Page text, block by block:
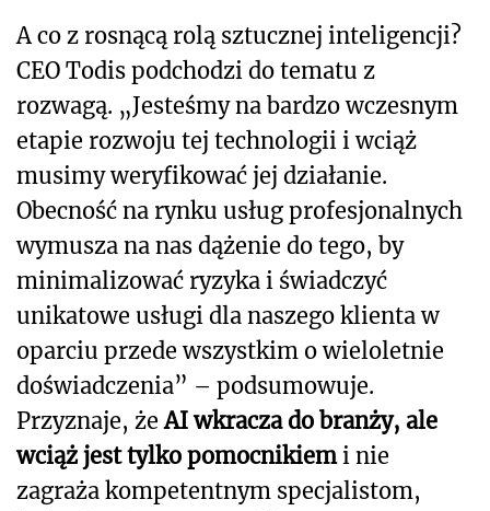
A co z rosnącą rolą sztucznej inteligencji?
CEO Todis podchodzi do tematu z
rozwagą. „Jesteśmy na bardzo wczesnym
etapie rozwoju tej technologii i wciąż
musimy weryfikować jej działanie.
Obecność na rynku usług profesjonalnych
wymusza na nas dążenie do tego, by
minimalizować ryzyka i świadczyć
unikatowe usługi dla naszego klienta w
oparciu przede wszystkim o wieloletnie
doświadczenia” – podsumowuje.
Przyznaje, żeAI wkracza do branży, ale
wciąż jest tylko pomocnikiemi nie
zagraża kompetentnym specjalistom,